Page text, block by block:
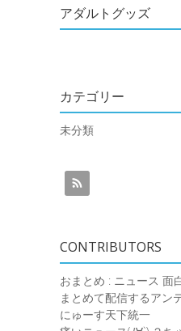
アダルトグッズ
カテゴリー
未分類
CONTRIBUTORS
おまとめ : ニュース 面
まとめて配信するアン
にゅーす天下統一